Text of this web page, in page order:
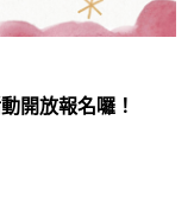
開放報名囉！